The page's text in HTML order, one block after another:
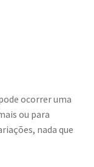
ocorrer uma
ou para
nada que